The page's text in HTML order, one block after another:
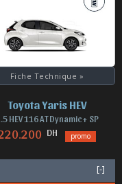
Fiche Technique »
Toyota Yaris HEV
HEV 116 AT Dynamic+ SP
DH promo
[-]